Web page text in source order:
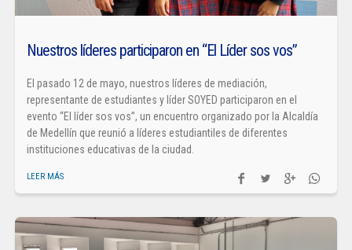
Nuestros líderes participaron en “El Líder sos vos”
El pasado 12 de mayo, nuestros líderes de mediación,
representante de estudiantes y líder SOYED participaron en el
evento “El líder sos vos”, un encuentro organizado por la Alcaldía
de Medellín que reunió a líderes estudiantiles de diferentes
instituciones educativas de la ciudad.
LEER MÁS